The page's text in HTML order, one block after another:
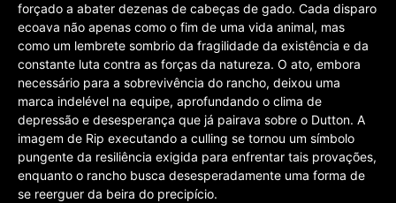
forçado a abater dezenas de cabeças de gado. Cada disparo
ecoava não apenas como o fim de uma vida animal, mas
como um lembrete sombrio da fragilidade da existência e da
constante luta contra as forças da natureza. O ato, embora
necessário para a sobrevivência do rancho, deixou uma
marca indelével na equipe, aprofundando o clima de
depressão e desesperança que já pairava sobre o Dutton. A
imagem de Rip executando a culling se tornou um símbolo
pungente da resiliência exigida para enfrentar tais provações,
enquanto o rancho busca desesperadamente uma forma de
se reerguer da beira do precipício.